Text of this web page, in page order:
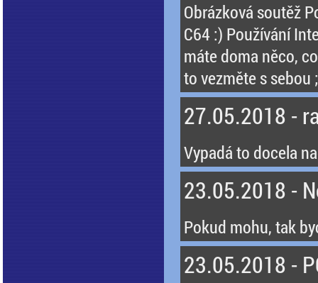
Obrázková soutěž
C64 :) Používání
máte doma něco,
to vezměte s sebou
27.05.2018 -
Vypadá to docela
23.05.2018 -
Pokud mohu, tak
23.05.2018 -